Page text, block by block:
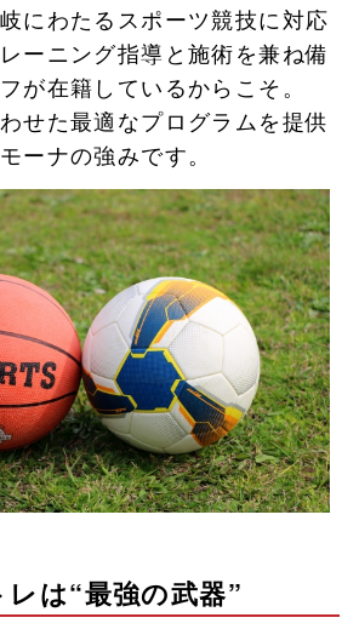
にわたるスポーツ競技に対応
ーニング指導と施術を兼ね備
が在籍しているからこそ。
せた最適なプログラムを提供
ーナの強みです。
は“最強の武器”